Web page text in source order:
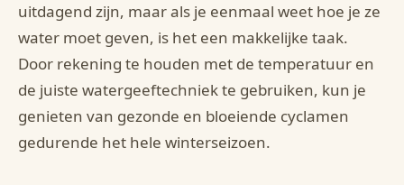
uitdagend zijn, maar als je eenmaal weet hoe je ze
water moet geven, is het een makkelijke taak.
Door rekening te houden met de temperatuur en
de juiste watergeeftechniek te gebruiken, kun je
genieten van gezonde en bloeiende cyclamen
gedurende het hele winterseizoen.